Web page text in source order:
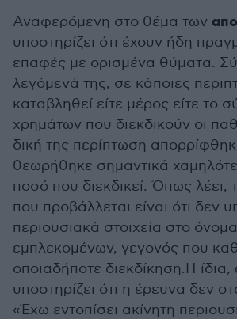
Αναφερόμενη στο θέμα των
υποστηρίζει ότι έχουν ήδη
επαφές με ορισμένα θύματα.
λεγόμενά της, σε κάποιες
καταβληθεί είτε μέρος είτε το
χρημάτων που διεκδικούν οι
δική της περίπτωση
θεωρήθηκε σημαντικά
ποσό που διεκδικεί. Όπως λέει,
που προβάλλεται είναι ότι δεν
περιουσιακά στοιχεία στο
εμπλεκομένων, γεγονός που
οποιαδήποτε διεκδίκηση.Η
υποστηρίζει ότι η έρευνα δεν
«Έχω εντοπίσει ακίνητη